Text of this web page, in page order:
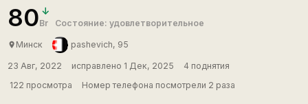
80Br Состояние: удовлетворительное
place Минск pashevich, 95
23 Авг, 2022 исправлено 1 Дек, 2025
4 поднятия
122 просмотра
Номер телефона посмотрели 2 раза